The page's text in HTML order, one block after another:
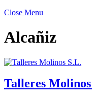
Close Menu
Alcañiz
Talleres